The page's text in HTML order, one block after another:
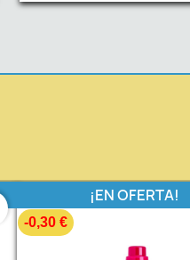
¡EN OFERTA!
-0,30 €